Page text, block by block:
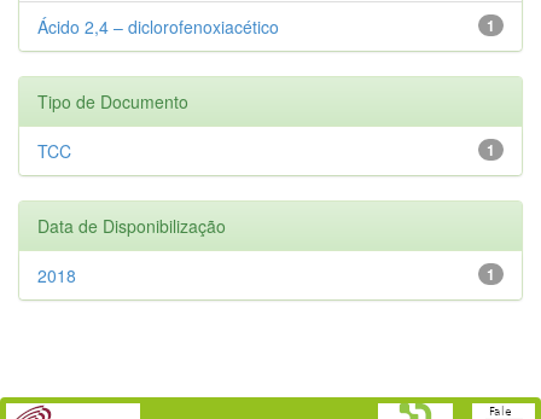
1
Ácido 2,4 – diclorofenoxiacético
Tipo de Documento
1
TCC
Data de Disponibilização
1
2018